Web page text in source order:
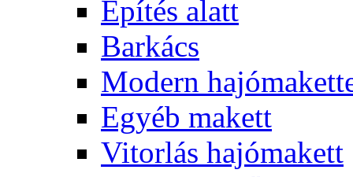
Építés alatt
Barkács
Modern
Egyéb makett
Vitorlás hajómakett